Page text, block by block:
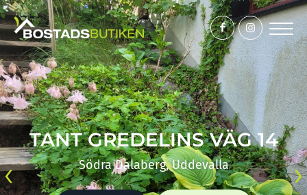
TANT GREDELINS VÄG 14
Södra Dalaberg, Uddevalla
‹ ›